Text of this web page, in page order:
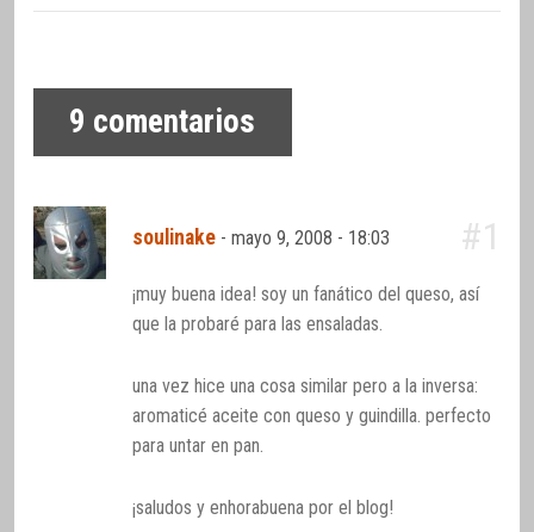
9 comentarios
soulinake -mayo 9, 2008 - 18:03 #1
¡muy buena idea! soy un fanático del queso, así
que la probaré para las ensaladas.
una vez hice una cosa similar pero a la inversa:
aromaticé aceite con queso y guindilla. perfecto
para untar en pan.
¡saludos y enhorabuena por el blog!